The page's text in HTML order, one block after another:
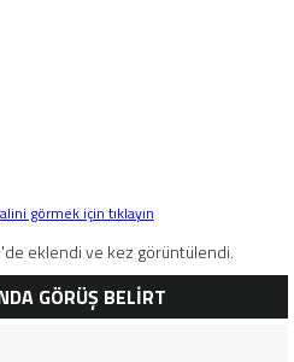
görmek için tıklayın
eklendi ve kez görüntülendi.
GÖRÜŞ BELİRT